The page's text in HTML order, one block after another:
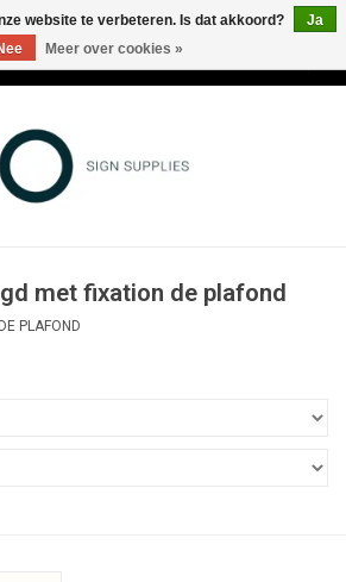
met fixation de plafond
PLAFOND
website te verbeteren. Is dat akkoord?
Ja
Meer over cookies »